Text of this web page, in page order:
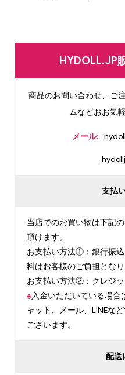
HYDOLL.JP
商品のお問い合わせ、ご
ムなどおお気
メール:
支払
当店でのお買い物は下記
頂けます。
お支払い方法①：銀行振
料はお客様のご負担となり
お支払い方法②：クレジッ
※入金いただいている場合
ャット、メール、LINEな
ございます。
配送